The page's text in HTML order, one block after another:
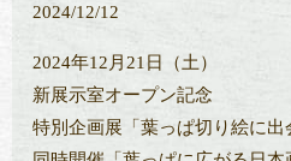
2024/12/12
2024年12月21日（土）
新展示室オープン記念
特別企画展「葉っぱ切り絵に出